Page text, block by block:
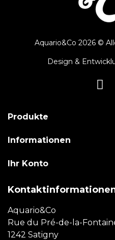
Aquario&Co 2026 ©
Design &
Produkte
Informationen
Ihr Konto
Aquario&Co
Rue du Pré-de-la-
1242 Satigny